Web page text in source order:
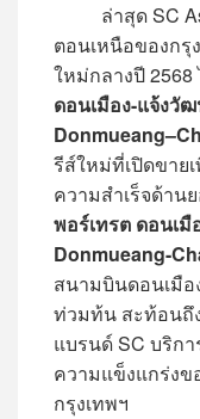
ล่าสุด SC
ตอนเหนือของกรุ
ใหม่กลางปี 2568
ดอนเมือง-แจ้งวั
รีส์ใหม่ที่เปิดขาย
ความสำเร็จด้าน
พอร์เทรต ดอนเ
Donmueang-
สนามบินดอนเมือ
ท่วมท้น สะท้อนถึ
แบรนด์ SC บริก
ความแข็งแกร่ง
กรุงเทพฯ